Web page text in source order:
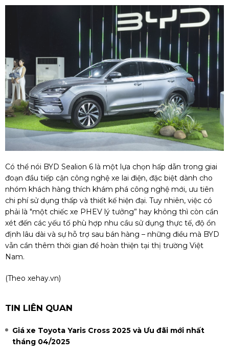
Có thể nói BYD Sealion 6 là một lựa chọn hấp dẫn trong giai
đoạn đầu tiếp cận công nghệ xe lai điện, đặc biệt dành cho
nhóm khách hàng thích khám phá công nghệ mới, ưu tiên
chi phí sử dụng thấp và thiết kế hiện đại. Tuy nhiên, việc có
phải là "một chiếc xe PHEV lý tưởng” hay không thì còn cần
xét đến các yếu tố phù hợp nhu cầu sử dụng thực tế, độ ổn
định lâu dài và sự hỗ trợ sau bán hàng – những điều mà BYD
vẫn cần thêm thời gian để hoàn thiện tại thị trường Việt
Nam.
(Theo xehay.vn)
TIN LIÊN QUAN
Giá xe Toyota Yaris Cross 2025 và Ưu đãi mới nhất
tháng 04/2025